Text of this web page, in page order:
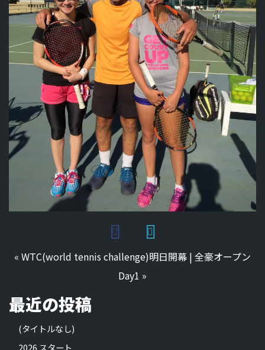
« WTC(world tennis challenge)明日開幕 | 全豪オープン
Day1 »
最近の投稿
(タイトルなし)
2026 スタート